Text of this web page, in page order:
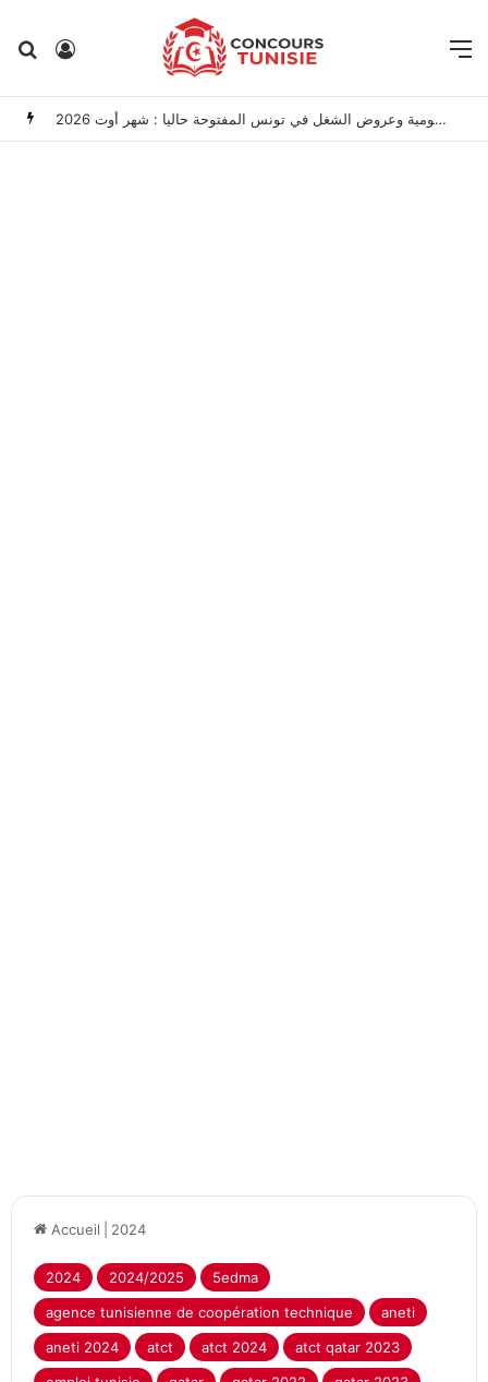
Rechercher
مناظرات الوظيفة العمومية وعروض الشغل في تونس المفتوحة حاليا : شهر أوت 2026
Accueil 2024
2024 2024/2025
5edma
agence tunisienne de coopération technique
aneti
aneti 2024
atct atct 2024
atct qatar 2023